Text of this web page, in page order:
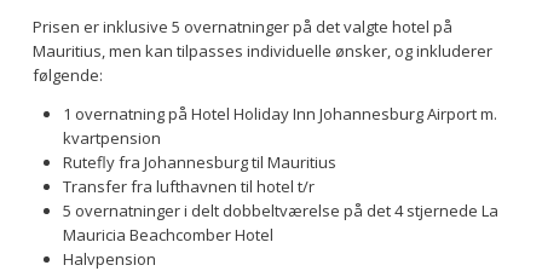
Prisen er inklusive 5 overnatninger på det valgte hotel på
Mauritius, men kan tilpasses individuelle ønsker, og inkluderer
følgende:
1 overnatning på Hotel Holiday Inn Johannesburg Airport m.
kvartpension
Rutefly fra Johannesburg til Mauritius
Transfer fra lufthavnen til hotel t/r
5 overnatninger i delt dobbeltværelse på det 4 stjernede La
Mauricia Beachcomber Hotel
Halvpension